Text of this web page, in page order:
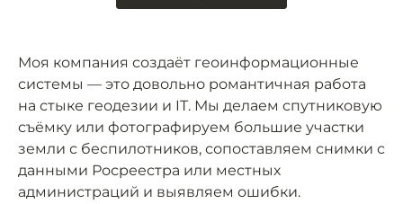
Моя компания создаёт геоинформационные
системы — это довольно романтичная работа
на стыке геодезии и IT. Мы делаем спутниковую
съёмку или фотографируем большие участки
земли с беспилотников, сопоставляем снимки с
данными Росреестра или местных
администраций и выявляем ошибки.